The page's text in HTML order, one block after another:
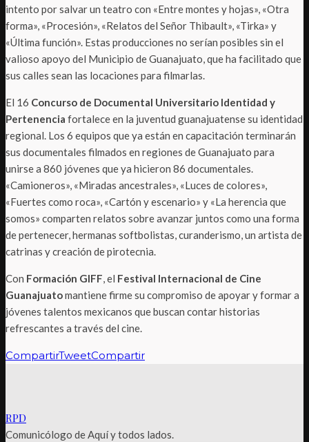
intento por salvar un teatro con «Entre montes y hojas», «Otra
forma», «Procesión», «Relatos del Señor Thibault», «Tirka» y
«Última función». Estas producciones no serían posibles sin el
valioso apoyo del Municipio de Guanajuato, que ha facilitado que
sus calles sean las locaciones para filmarlas.
El 16 Concurso de Documental Universitario Identidad y
Pertenencia fortalece en la juventud guanajuatense su identidad
regional. Los 6 equipos que ya están en capacitación terminarán
sus documentales filmados en regiones de Guanajuato para
unirse a 860 jóvenes que ya hicieron 86 documentales.
«Camioneros», «Miradas ancestrales», «Luces de colores»,
«Fuertes como roca», «Cartón y escenario» y «La herencia que
somos» comparten relatos sobre avanzar juntos como una forma
de pertenecer, hermanas softbolistas, curanderismo, un artista de
catrinas y creación de pirotecnia.
Con Formación GIFF, el Festival Internacional de Cine
Guanajuatomantiene firme su compromiso de apoyar y formar a
jóvenes talentos mexicanos que buscan contar historias
refrescantes a través del cine.
CompartirTweetCompartir
RPD
Comunicólogo de Aquí y todos lados.